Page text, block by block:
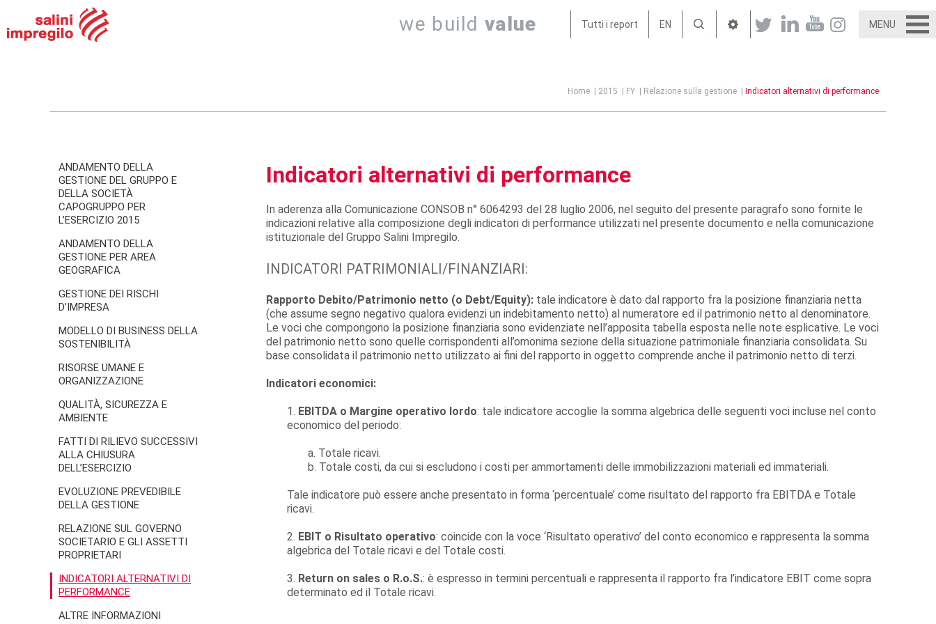
we build value Tutti i report EN MENU
Home 2015 FY Relazione sulla gestione Indicatori alternativi di performance
Indicatori alternativi di performance
In aderenza alla Comunicazione CONSOB n° 6064293 del 28 luglio 2006, nel seguito del presente paragrafo sono fornite le
indicazioni relative alla composizione degli indicatori di performance utilizzati nel presente documento e nella comunicazione
istituzionale del Gruppo Salini Impregilo.
INDICATORI PATRIMONIALI/FINANZIARI:
Rapporto Debito/Patrimonio netto (o Debt/Equity): tale indicatore è dato dal rapporto fra la posizione finanziaria netta
(che assume segno negativo qualora evidenzi un indebitamento netto) al numeratore ed il patrimonio netto al denominatore.
Le voci che compongono la posizione finanziaria sono evidenziate nell’apposita tabella esposta nelle note esplicative. Le voci
del patrimonio netto sono quelle corrispondenti all’omonima sezione della situazione patrimoniale finanziaria consolidata. Su
base consolidata il patrimonio netto utilizzato ai fini del rapporto in oggetto comprende anche il patrimonio netto di terzi.
Indicatori economici:
1. EBITDA o Margine operativo lordo: tale indicatore accoglie la somma algebrica delle seguenti voci incluse nel conto
economico del periodo:
a. Totale ricavi.
b. Totale costi, da cui si escludono i costi per ammortamenti delle immobilizzazioni materiali ed immateriali.
Tale indicatore può essere anche presentato in forma ‘percentuale’ come risultato del rapporto fra EBITDA e Totale
ricavi.
2. EBIT o Risultato operativo: coincide con la voce ‘Risultato operativo’ del conto economico e rappresenta la somma
algebrica del Totale ricavi e del Totale costi.
3. Return on sales o R.o.S.: è espresso in termini percentuali e rappresenta il rapporto fra l’indicatore EBIT come sopra
determinato ed il Totale ricavi.
ANDAMENTO DELLA
GESTIONE DEL GRUPPO E
DELLA SOCIETÀ
CAPOGRUPPO PER
L’ESERCIZIO 2015
ANDAMENTO DELLA
GESTIONE PER AREA
GEOGRAFICA
GESTIONE DEI RISCHI
D’IMPRESA
MODELLO DI BUSINESS DELLA
SOSTENIBILITÀ
RISORSE UMANE E
ORGANIZZAZIONE
QUALITÀ, SICUREZZA E
AMBIENTE
FATTI DI RILIEVO SUCCESSIVI
ALLA CHIUSURA
DELL’ESERCIZIO
EVOLUZIONE PREVEDIBILE
DELLA GESTIONE
RELAZIONE SUL GOVERNO
SOCIETARIO E GLI ASSETTI
PROPRIETARI
INDICATORI ALTERNATIVI DI
PERFORMANCE
ALTRE INFORMAZIONI